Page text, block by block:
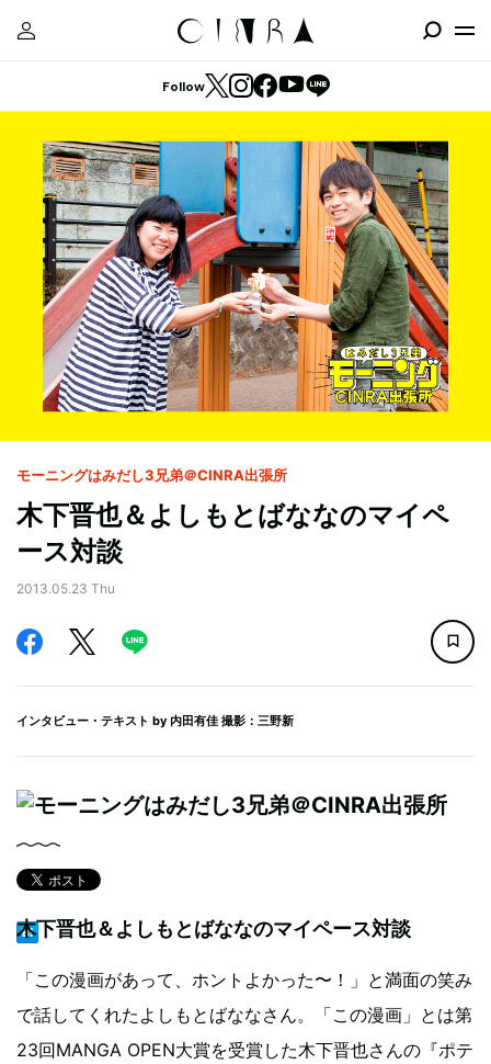
Follow
モーニングはみだし3兄弟＠CINRA出張所
木下晋也＆よしもとばななのマイペ
ース対談
2013.05.23 Thu
インタビュー・テキスト by 内田有佳 撮影：三野新
木下晋也＆よしもとばななのマイペース対談
「この漫画があって、ホントよかった〜！」と満面の笑み
で話してくれたよしもとばななさん。「この漫画」とは第
23回MANGA OPEN大賞を受賞した木下晋也さんの『ポテ